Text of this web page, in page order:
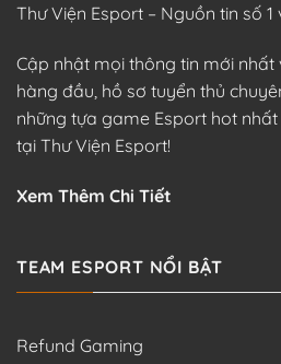
Thư Viện Esport – Nguồn tin số
Cập nhật mọi thông tin mới nhất
hàng đầu, hồ sơ tuyển thủ
những tựa game Esport hot
tại Thư Viện Esport!
Xem Thêm Chi Tiết
TEAM ESPORT NỔI BẬT
Refund Gaming